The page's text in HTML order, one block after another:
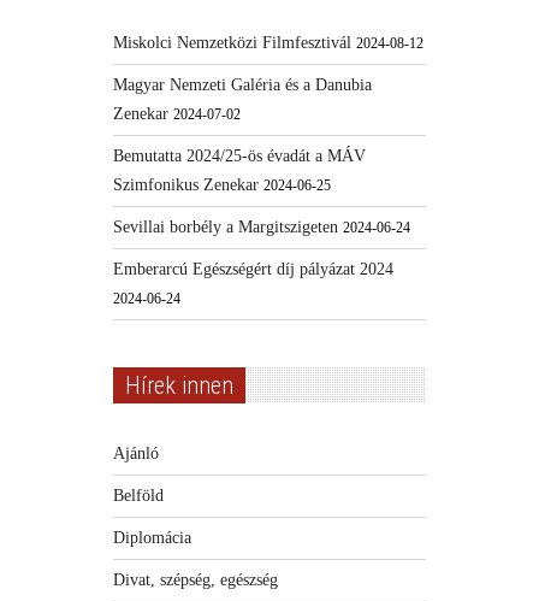
Miskolci Nemzetközi Filmfesztivál 2024-08-12
Magyar Nemzeti Galéria és a Danubia
Zenekar 2024-07-02
Bemutatta 2024/25-ös évadát a MÁV
Szimfonikus Zenekar 2024-06-25
Sevillai borbély a Margitszigeten 2024-06-24
Emberarcú Egészségért díj pályázat 2024
2024-06-24
Hírek innen
Ajánló
Belföld
Diplomácia
Divat, szépség, egészség